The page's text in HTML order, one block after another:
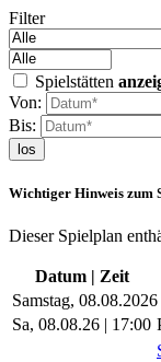
Filter
Spielstätten
Von:
Bis:
los
Wichtiger Hinweis zum
Dieser Spielplan
Datum | Zeit
Samstag,
Sa, 08.08.26 | 17:00